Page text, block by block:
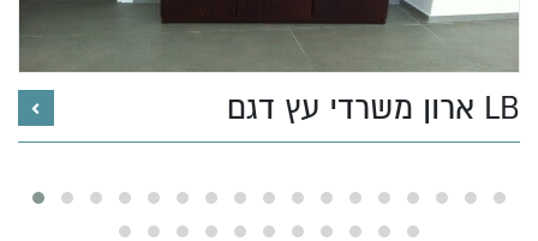
ארון משרדי עץ דגם LB